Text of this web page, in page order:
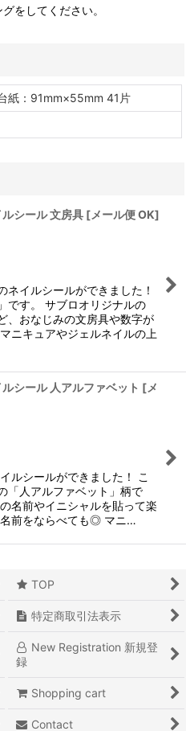
をしてください。
紙：91mm×55mm 41片
シール 文房具 [メール便 OK]
ネイルシールができました！
です。 サブロオリジナルの
、おなじみの文房具や数字が
ニキュアやジェルネイルの上
シール 人アルファベット [メ
ルシールができました！ こ
「人アルファベット」柄で
名前やイニシャルを貼って楽
名前をならべても◎ マニ…
TOP
特定商取引法表示
New Registration 新規登
録
Shopping cart
Contact